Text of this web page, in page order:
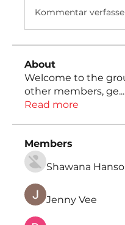
Kommentar
About
Welcome to the
other members, ge...
Read more
Members
Shawana
Jenny Vee